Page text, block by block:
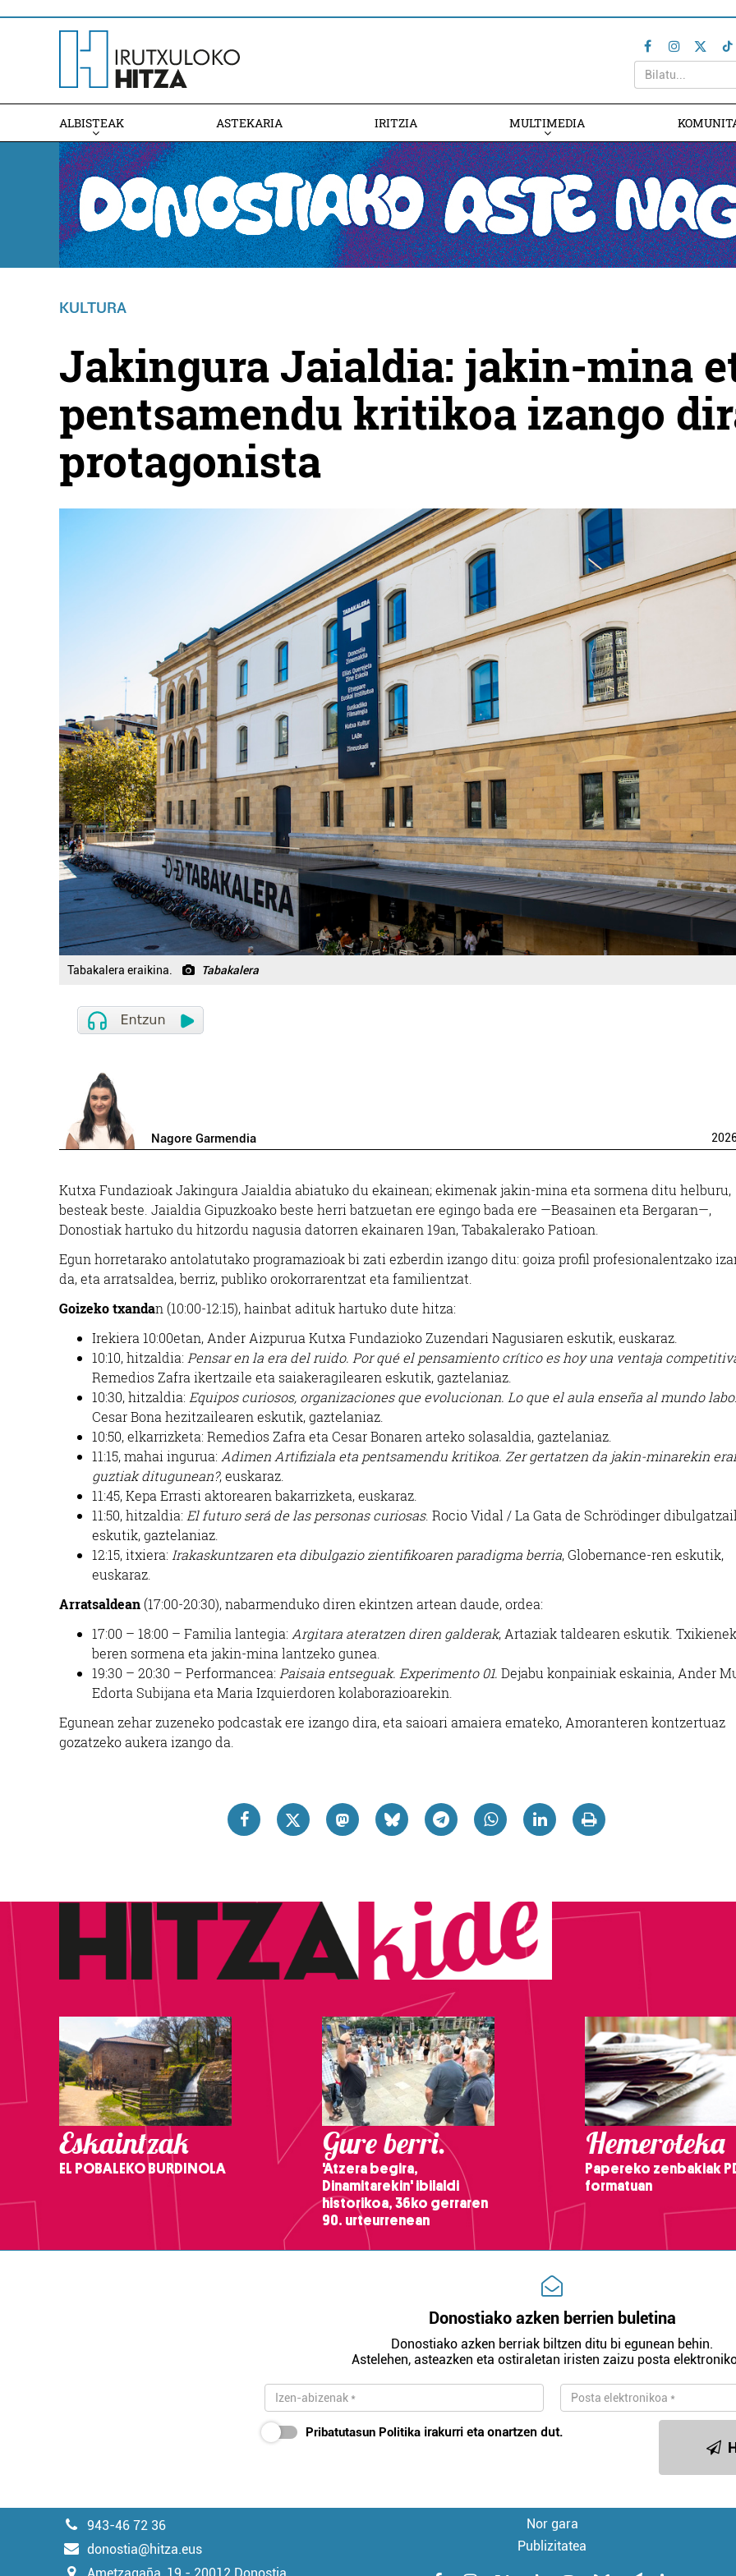
ALBISTEAK ASTEKARIA IRITZIA MULTIMEDIA
KULTURA
Jakingura Jaialdia: jakin-mina
pentsamendu kritikoa izango
protagonista
Tabakalera eraikina. Tabakalera
Nagore Garmendia
Kutxa Fundazioak Jakingura Jaialdia abiatuko du ekainean; ekimenak jakin-mina eta sormena ditu helburu,
besteak beste. Jaialdia Gipuzkoako beste herri batzuetan ere egingo bada ere —Beasainen eta Bergaran—,
Donostiak hartuko du hitzordu nagusia datorren ekainaren 19an, Tabakalerako Patioan.
Egun horretarako antolatutako programazioak bi zati ezberdin izango ditu: goiza profil profesionalentzako
da, eta arratsaldea, berriz, publiko orokorrarentzat eta familientzat.
Goizeko txandan (10:00-12:15), hainbat adituk hartuko dute hitza:
Irekiera 10:00etan, Ander Aizpurua Kutxa Fundazioko Zuzendari Nagusiaren eskutik, euskaraz.
10:10, hitzaldia: Pensar en la era del ruido. Por qué el pensamiento crítico es hoy una ventaja
Remedios Zafra ikertzaile eta saiakeragilearen eskutik, gaztelaniaz.
10:30, hitzaldia: Equipos curiosos, organizaciones que evolucionan. Lo que el aula enseña al mundo
Cesar Bona hezitzailearen eskutik, gaztelaniaz.
10:50, elkarrizketa: Remedios Zafra eta Cesar Bonaren arteko solasaldia, gaztelaniaz.
11:15, mahai ingurua: Adimen Artifiziala eta pentsamendu kritikoa. Zer gertatzen da jakin-minarekin
guztiak ditugunean?, euskaraz.
11:45, Kepa Errasti aktorearen bakarrizketa, euskaraz.
11:50, hitzaldia: El futuro será de las personas curiosas. Rocio Vidal / La Gata de Schrödinger
eskutik, gaztelaniaz.
12:15, itxiera: Irakaskuntzaren eta dibulgazio zientifikoaren paradigma berria, Globernance-ren eskutik,
euskaraz.
Arratsaldean(17:00-20:30), nabarmenduko diren ekintzen artean daude, ordea:
17:00 – 18:00 – Familia lantegia: Argitara ateratzen diren galderak, Artaziak taldearen eskutik. Txikienek
beren sormena eta jakin-mina lantzeko gunea.
19:30 – 20:30 – Performancea: Paisaia entseguak. Experimento 01. Dejabu konpainiak eskainia, Ander
Edorta Subijana eta Maria Izquierdoren kolaborazioarekin.
Egunean zehar zuzeneko podcastak ere izango dira, eta saioari amaiera emateko, Amoranteren kontzertuaz
gozatzeko aukera izango da.
Eskaintzak
EL POBALEKO BURDINOLA
Gure berri.
'Atzera begira,
Dinamitarekin' ibilaldi
historikoa, 36ko gerraren
90. urteurrenean
Hemeroteka
Papereko zenbakiak
formatuan
Donostiako azken berrien buletina
Donostiako azken berriak biltzen ditu bi egunean behin.
Astelehen, asteazken eta ostiraletan iristen zaizu posta
Pribatutasun Politika irakurri eta onartzen dut.
943-46 72 36
donostia@hitza.eus
Nor gara
Publizitatea